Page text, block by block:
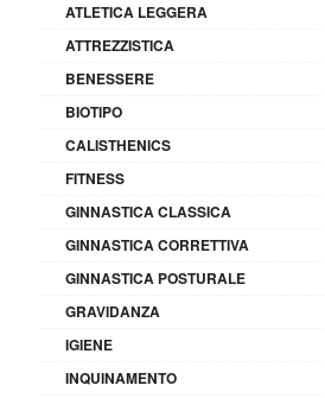
ATLETICA LEGGERA
ATTREZZISTICA
BENESSERE
BIOTIPO
CALISTHENICS
FITNESS
GINNASTICA CLASSICA
GINNASTICA CORRETTIVA
GINNASTICA POSTURALE
GRAVIDANZA
IGIENE
INQUINAMENTO